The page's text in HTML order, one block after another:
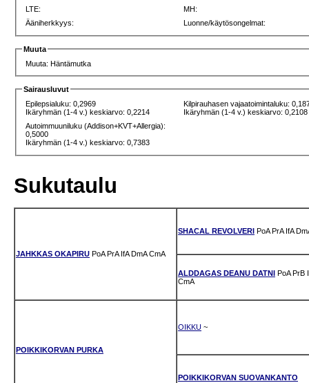
LTE:
MH:
Ääniherkkyys:
Luonne/käytösongelmat:
Muuta
Muuta: Häntämutka
Sairausluvut
Epilepsialuku: 0,2969
Ikäryhmän (1-4 v.) keskiarvo: 0,2214
Kilpirauhasen vajaatoimintaluku:
Ikäryhmän (1-4 v.) keskiarvo: 0,2108
Autoimmuuniluku (Addison+KVT+Allergia):
0,5000
Ikäryhmän (1-4 v.) keskiarvo: 0,7383
Sukutaulu
JAHKKAS OKAPIRU PoA PrA IfA DmA CmA
SHACAL REVOLVERI PoA PrA IfA
ALDDAGAS DEANU DATNI PoA PrB
CmA
POIKKIKORVAN PURKA
OIKKU ~
POIKKIKORVAN SUOVANKANTO